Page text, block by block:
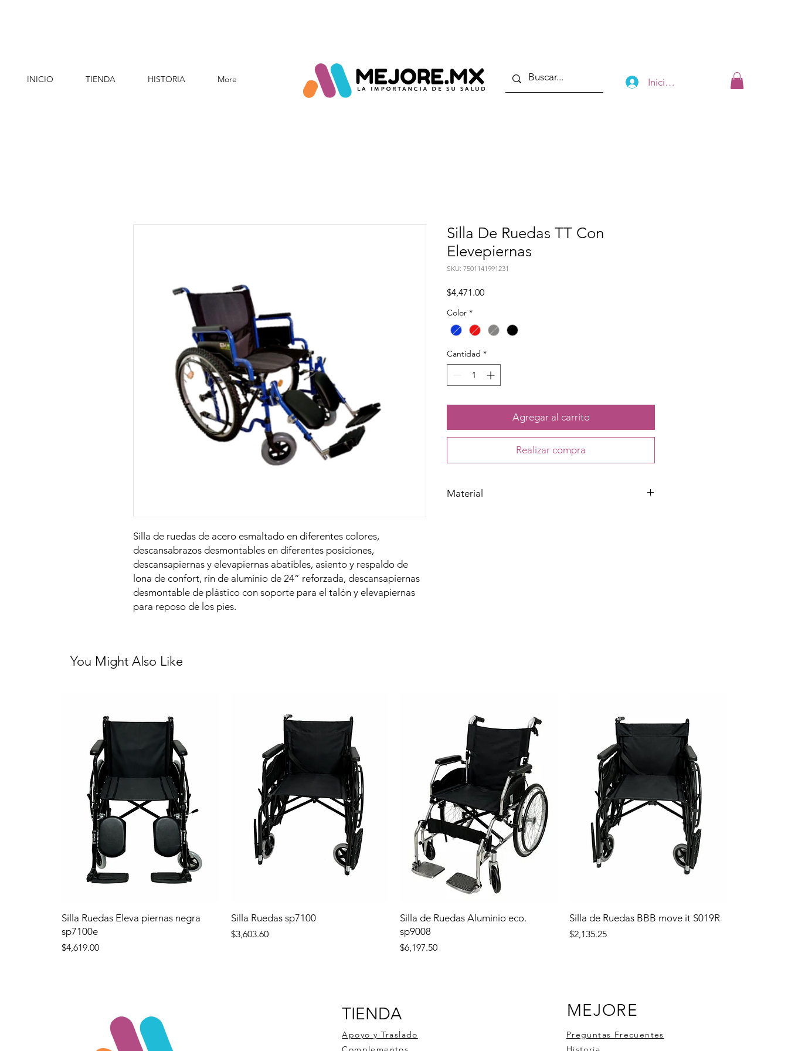
INICIO TIENDA HISTORIA More Iniciar sesión
Silla de ruedas de acero esmaltado en diferentes colores,
descansabrazos desmontables en diferentes posiciones,
descansapiernas y elevapiernas abatibles, asiento y respaldo de
lona de confort, rín de aluminio de 24” reforzada, descansapiernas
desmontable de plástico con soporte para el talón y elevapiernas
para reposo de los pies.
Silla De Ruedas TT Con
Elevepiernas
SKU: 7501141991231
$4,471.00Precio
Color *
Cantidad *
Agregar al carrito
Realizar compra
Material
You Might Also Like
Silla Ruedas Eleva piernas negra
sp7100e
Precio
$4,619.00
Silla Ruedas sp7100
Precio
$3,603.60
Silla de Ruedas Aluminio eco.
sp9008
Precio
$6,197.50
Silla de Ruedas BBB move it S019R
Precio
$2,135.25
TIENDA
Apoyo y Traslado
MEJORE
Preguntas Frecuentes